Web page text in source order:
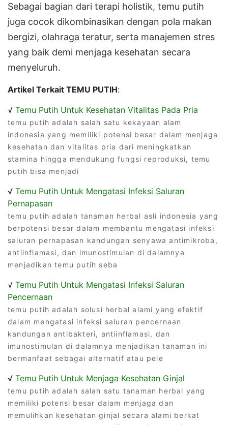
Sebagai bagian dari terapi holistik, temu putih
juga cocok dikombinasikan dengan pola makan
bergizi, olahraga teratur, serta manajemen stres
yang baik demi menjaga kesehatan secara
menyeluruh.
Artikel Terkait TEMU PUTIH:
√ Temu Putih Untuk Kesehatan Vitalitas Pada Pria
temu putih adalah salah satu kekayaan alam
indonesia yang memiliki potensi besar dalam menjaga
kesehatan dan vitalitas pria dari meningkatkan
stamina hingga mendukung fungsi reproduksi, temu
putih bisa menjadi
√ Temu Putih Untuk Mengatasi Infeksi Saluran
Pernapasan
temu putih adalah tanaman herbal asli indonesia yang
berpotensi besar dalam membantu mengatasi infeksi
saluran pernapasan kandungan senyawa antimikroba,
antiinflamasi, dan imunostimulan di dalamnya
menjadikan temu putih seba
√ Temu Putih Untuk Mengatasi Infeksi Saluran
Pencernaan
temu putih adalah solusi herbal alami yang efektif
dalam mengatasi infeksi saluran pencernaan
kandungan antibakteri, antiinflamasi, dan
imunostimulan di dalamnya menjadikan tanaman ini
bermanfaat sebagai alternatif atau pele
√ Temu Putih Untuk Menjaga Kesehatan Ginjal
temu putih adalah salah satu tanaman herbal yang
memiliki potensi besar dalam menjaga dan
memulihkan kesehatan ginjal secara alami berkat